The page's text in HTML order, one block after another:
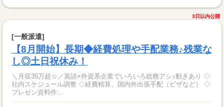
3日以内公開
[一般派遣]
【8月開始】長期◆経費処理や手配業務♪残業な
し◎土日祝休み！
＼月収35万超☆／英語×外資系企業でいろいろ総務アシ♪動きあり ◇
社内スケジュール調整 ◇経費精算、国内外出張手配（ビザなど） ◇
プレゼン資料作...